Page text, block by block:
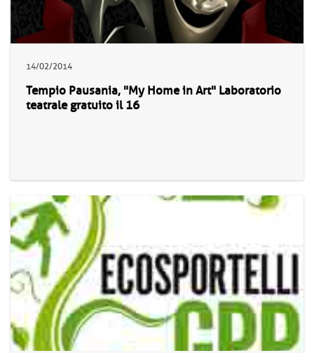
14/02/2014
Tempio Pausania, "My Home in Art" Laboratorio
teatrale gratuito il 16